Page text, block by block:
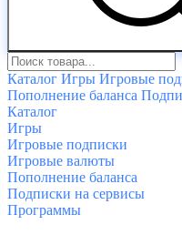
Каталог Игры Игровые
Пополнение баланса
Каталог
Игры
Игровые подписки
Игровые валюты
Пополнение баланса
Подписки на сервисы
Программы